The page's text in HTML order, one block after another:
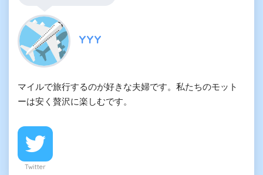
YYY
マイルで旅行するのが好きな夫婦です。私たちのモット
ーは安く贅沢に楽しむです。
Twitter